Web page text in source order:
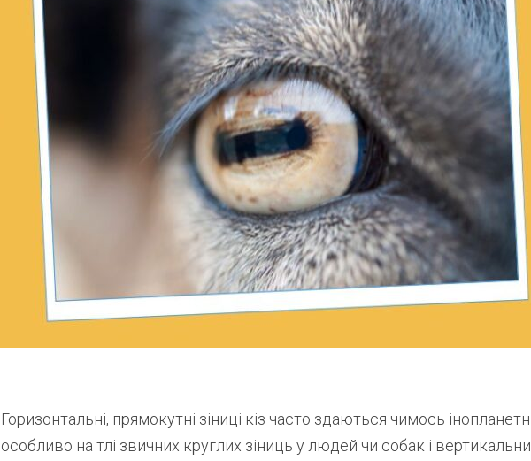
Горизонтальні, прямокутні зіниці кіз часто здаються чимось
особливо на тлі звичних круглих зіниць у людей чи собак і